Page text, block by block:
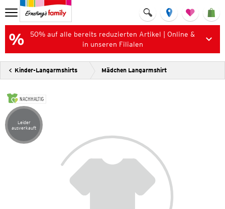
50% auf alle bereits reduzierten Artikel | Online &
in unseren Filialen
Kinder-Langarmshirts Mädchen Langarmshirt
NACHHALTIG
Artikel leider ausverkauft
Leider
ausverkauft